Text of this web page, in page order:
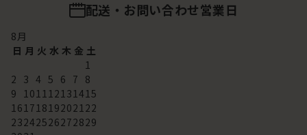
配送・お問い合わせ営業日
8月
日 月 火 水 木 金 土
1
2 3 4 5 6 7 8
9 101112131415
16171819202122
23242526272829